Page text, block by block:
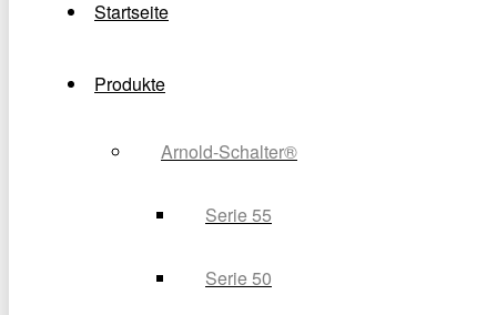
Startseite
Produkte
Arnold-Schalter®
Serie 55
Serie 50